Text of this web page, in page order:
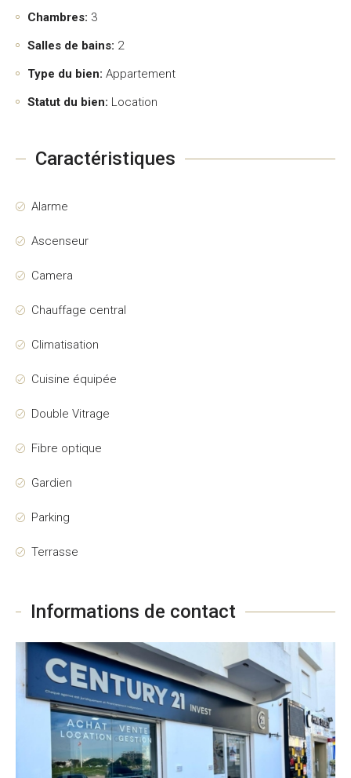
Chambres: 3
Salles de bains: 2
Type du bien: Appartement
Statut du bien: Location
Caractéristiques
Alarme
Ascenseur
Camera
Chauffage central
Climatisation
Cuisine équipée
Double Vitrage
Fibre optique
Gardien
Parking
Terrasse
Informations de contact